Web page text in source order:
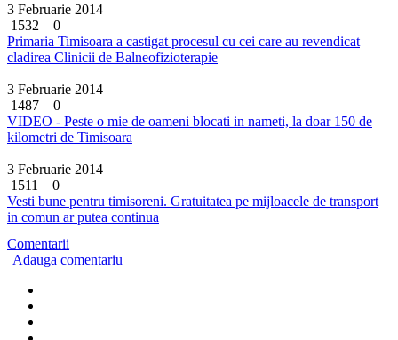
3 Februarie 2014
1532
0
Primaria Timisoara a castigat procesul cu cei care au revendicat
cladirea Clinicii de Balneofizioterapie
3 Februarie 2014
1487
0
VIDEO - Peste o mie de oameni blocati in nameti, la doar 150 de
kilometri de Timisoara
3 Februarie 2014
1511
0
Vesti bune pentru timisoreni. Gratuitatea pe mijloacele de transport
in comun ar putea continua
Comentarii
Adauga comentariu